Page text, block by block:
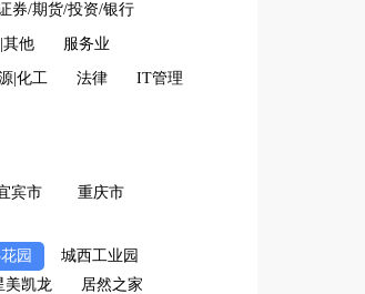
券/期货/投资/银行
其他 服务业
|化工 法律 IT管理
宾市
重庆市
园
城西工业园
美凯龙 居然之家